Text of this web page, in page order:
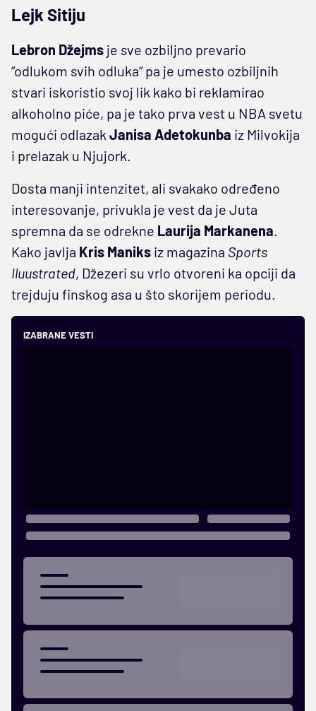
Lejk Sitiju
Lebron Džejms je sve ozbiljno prevario
“odlukom svih odluka“ pa je umesto ozbiljnih
stvari iskoristio svoj lik kako bi reklamirao
alkoholno piće, pa je tako prva vest u NBA svetu
mogući odlazak Janisa Adetokunba iz Milvokija
i prelazak u Njujork.
Dosta manji intenzitet, ali svakako određeno
interesovanje, privukla je vest da je Juta
spremna da se odrekne Laurija Markanena.
Kako javlja Kris Maniks iz magazina Sports
Iluustrated, Džezeri su vrlo otvoreni ka opciji da
trejduju finskog asa u što skorijem periodu.
IZABRANE VESTI